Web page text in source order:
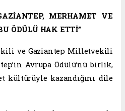
MERHAMET VE
ÖDÜLÜ HAK ETTİ”
ve Gaziantep Milletvekili
Avrupa Ödülü’nü birlik,
kültürüyle kazandığını dile